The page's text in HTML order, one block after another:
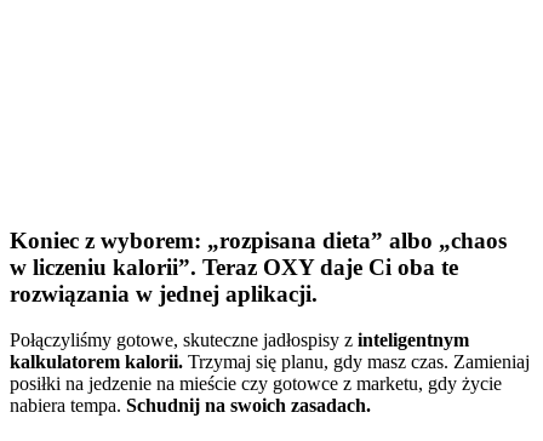
Koniec z wyborem: „rozpisana dieta” albo „chaos
w liczeniu kalorii”. Teraz OXY daje Ci oba te
rozwiązania w jednej aplikacji.
Połączyliśmy gotowe, skuteczne jadłospisy z inteligentnym
kalkulatorem kalorii. Trzymaj się planu, gdy masz czas. Zamieniaj
posiłki na jedzenie na mieście czy gotowce z marketu, gdy życie
nabiera tempa. Schudnij na swoich zasadach.